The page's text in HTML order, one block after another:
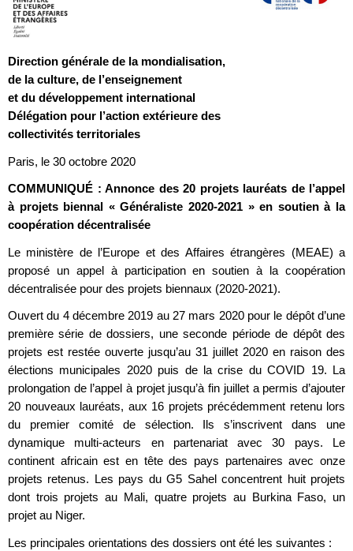
Direction générale de la mondialisation,
de la culture, de l’enseignement
et du développement international
Délégation pour l’action extérieure des
collectivités territoriales
Paris, le 30 octobre 2020
COMMUNIQUÉ : Annonce des 20 projets lauréats de l’appel
à projets biennal « Généraliste 2020-2021 » en soutien à la
coopération décentralisée
Le ministère de l’Europe et des Affaires étrangères (MEAE) a
proposé un appel à participation en soutien à la coopération
décentralisée pour des projets biennaux (2020-2021).
Ouvert du 4 décembre 2019 au 27 mars 2020 pour le dépôt d’une
première série de dossiers, une seconde période de dépôt des
projets est restée ouverte jusqu’au 31 juillet 2020 en raison des
élections municipales 2020 puis de la crise du COVID 19. La
prolongation de l’appel à projet jusqu’à fin juillet a permis d’ajouter
20 nouveaux lauréats, aux 16 projets précédemment retenu lors
du premier comité de sélection. Ils s’inscrivent dans une
dynamique multi-acteurs en partenariat avec 30 pays. Le
continent africain est en tête des pays partenaires avec onze
projets retenus. Les pays du G5 Sahel concentrent huit projets
dont trois projets au Mali, quatre projets au Burkina Faso, un
projet au Niger.
Les principales orientations des dossiers ont été les suivantes :